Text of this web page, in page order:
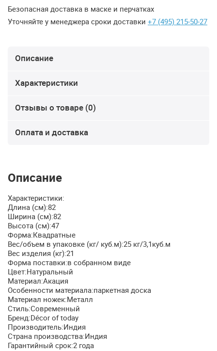
Безопасная доставка в маске и перчатках
Уточняйте у менеджера сроки доставки +7 (495) 215-50-27
Описание
Характеристики
Отзывы о товаре (0)
Оплата и доставка
Описание
Характеристики:
Длина (см):82
Ширина (см):82
Высота (см):47
Форма:Квадратные
Вес/объем в упаковке (кг/ куб.м):25 кг/3,1куб.м
Вес изделия (кг):21
Форма поставки:в собранном виде
Цвет:Натуральный
Материал:Акация
Особенности материала:паркетная доска
Материал ножек:Металл
Стиль:Современный
Бренд:Décor of today
Производитель:Индия
Страна производства:Индия
Гарантийный срок:2 года